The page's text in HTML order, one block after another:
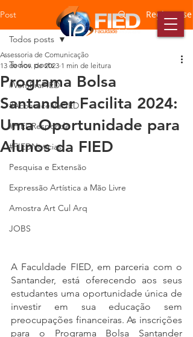
Post Registre-se
Todos posts
#VemPraFIED
#AconteceNaFIED
#FIEDResponde
#FIEDNotícias
Pesquisa e Extensão
Expressão Artística a Mão Livre
Amostra Art Cul Arq
JOBS
Todos posts
Programa Bolsa
Santander Facilita 2024:
Uma Oportunidade para
Alunos da FIED
Assessoria de Comunicação
13 de nov. de 2023 1 min de leitura
A Faculdade FIED, em parceria com o
Santander, está oferecendo aos seus
estudantes uma oportunidade única de
investir em sua educação sem
preocupações financeiras. As inscrições
para o Programa Bolsa Santander